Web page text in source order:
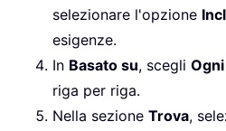
selezionare l'opzione
esigenze.
In Basato su, scegli
riga per riga.
Nella sezione Trova,